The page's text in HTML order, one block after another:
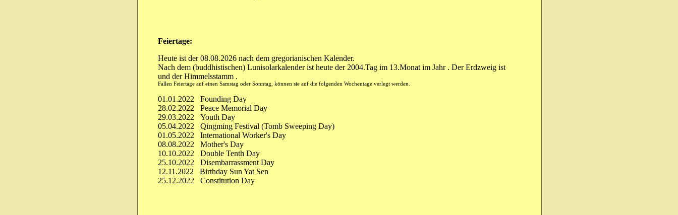
Feiertage:
Heute ist der 08.08.2026 nach dem gregorianischen Kalender.
Nach dem (buddhistischen) Lunisolarkalender ist heute der 2004.Tag im 13.Monat im Jahr . Der Erdzweig ist
und der Himmelsstamm .
Fallen Feiertage auf einen Samstag oder Sonntag, können sie auf die folgenden Wochentage verlegt werden.
01.01.2022 Founding Day
28.02.2022 Peace Memorial Day
29.03.2022 Youth Day
05.04.2022 Qingming Festival (Tomb Sweeping Day)
01.05.2022 International Worker's Day
08.08.2022 Mother's Day
10.10.2022 Double Tenth Day
25.10.2022 Disembarrassment Day
12.11.2022 Birthday Sun Yat Sen
25.12.2022 Constitution Day